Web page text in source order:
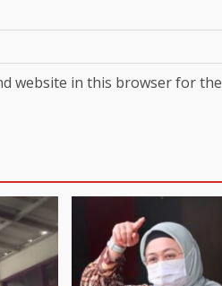
website in this browser for